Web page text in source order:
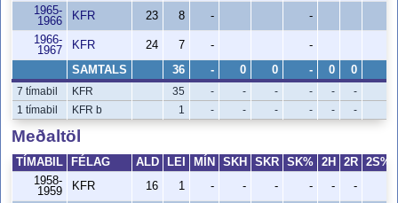
1965-
1966
KFR 23 8 - -
1966-
1967
KFR 24 7 - -
SAMTALS 36 - 0 0 - 0 0
7 tímabil KFR 35 - - - - - -
1 tímabil
KFR b 1 - - - - - -
Meðaltöl
TÍMABIL FÉLAG ALD LEI MÍN SKH SKR SK% 2H 2R
2S%
1958-
1959
KFR 16 1 - - - - - -